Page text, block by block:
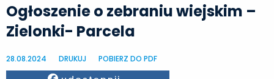
Ogłoszenie o zebraniu wiejskim –
Zielonki- Parcela
28.08.2024 DRUKUJ POBIERZ DO PDF